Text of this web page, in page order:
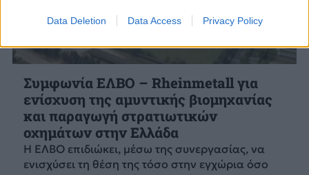
Data Deletion Data Access Privacy Policy
Συμφωνία ΕΛΒΟ – Rheinmetall για
ενίσχυση της αμυντικής βιομηχανίας
και παραγωγή στρατιωτικών
οχημάτων στην Ελλάδα
Η ΕΛΒΟ επιδιώκει, μέσω της συνεργασίας, να
ενισχύσει τη θέση της τόσο στην εγχώρια όσο